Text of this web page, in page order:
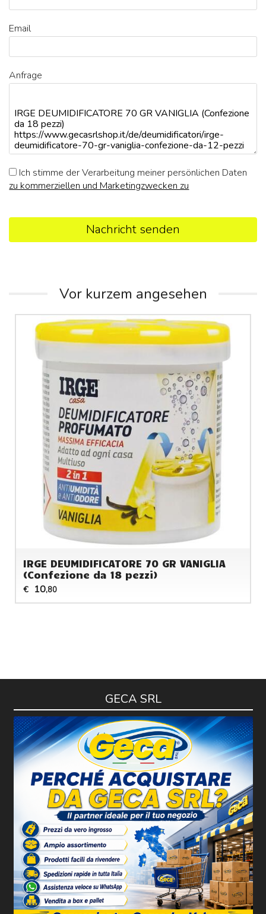
Email
Anfrage
Ich stimme der Verarbeitung meiner persönlichen Daten
zu kommerziellen und Marketingzwecken zu
Nachricht senden
Vor kurzem angesehen
IRGE DEUMIDIFICATORE 70 GR VANIGLIA
(Confezione da 18 pezzi)
€ 10,80
GECA SRL